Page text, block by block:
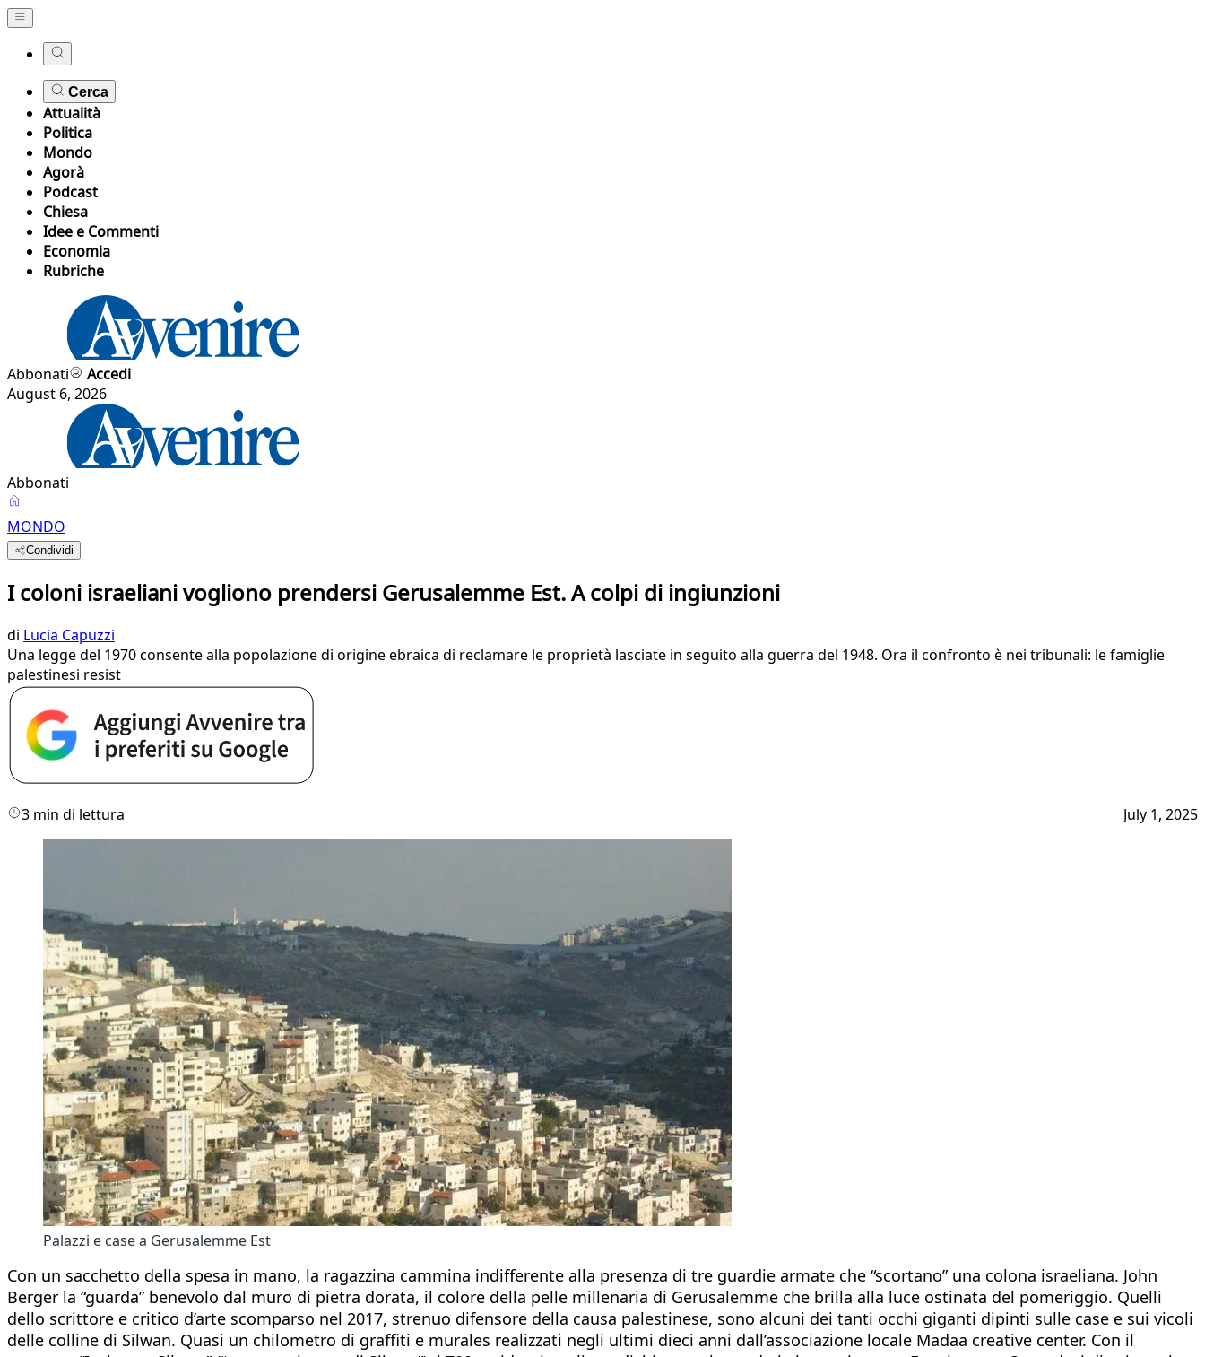
Cerca
Attualità
Politica
Mondo
Agorà
Podcast
Chiesa
Idee e Commenti
Economia
Rubriche
Abbonati
Accedi
August 6, 2026
Abbonati
MONDO
Condividi
I coloni israeliani vogliono prendersi Gerusalemme Est. A colpi di ingiunzioni
di Lucia Capuzzi
Una legge del 1970 consente alla popolazione di origine ebraica di reclamare le proprietà lasciate in seguito alla guerra del 1948. Ora il confronto è nei tribunali: le famiglie
palestinesi resist
3 min di lettura July 1, 2025
Palazzi e case a Gerusalemme Est
Con un sacchetto della spesa in mano, la ragazzina cammina indifferente alla presenza di tre guardie armate che “scortano” una colona israeliana. John
Berger la “guarda” benevolo dal muro di pietra dorata, il colore della pelle millenaria di Gerusalemme che brilla alla luce ostinata del pomeriggio. Quelli
dello scrittore e critico d’arte scomparso nel 2017, strenuo difensore della causa palestinese, sono alcuni dei tanti occhi giganti dipinti sulle case e sui vicoli
delle colline di Silwan. Quasi un chilometro di graffiti e murales realizzati negli ultimi dieci anni dall’associazione locale Madaa creative center. Con il